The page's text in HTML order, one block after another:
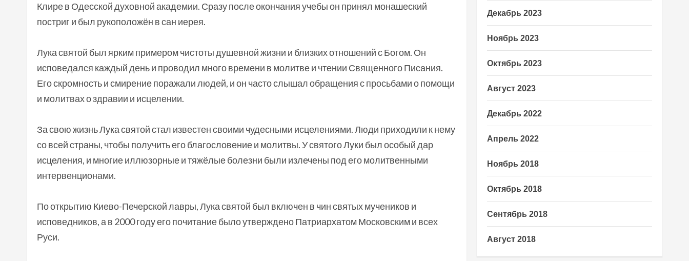
Клире в Одесской духовной академии. Сразу после окончания учебы он принял монашеский
постриг и был рукоположён в сан иерея.
Лука святой был ярким примером чистоты душевной жизни и близких отношений с Богом. Он
исповедался каждый день и проводил много времени в молитве и чтении Священного Писания.
Его скромность и смирение поражали людей, и он часто слышал обращения с просьбами о помощи
и молитвах о здравии и исцелении.
За свою жизнь Лука святой стал известен своими чудесными исцелениями. Люди приходили к нему
со всей страны, чтобы получить его благословение и молитвы. У святого Луки был особый дар
исцеления, и многие иллюзорные и тяжёлые болезни были излечены под его молитвенными
интервенционами.
По открытию Киево-Печерской лавры, Лука святой был включен в чин святых мучеников и
исповедников, а в 2000 году его почитание было утверждено Патриархатом Московским и всех
Руси.
Декабрь 2023
Ноябрь 2023
Октябрь 2023
Август 2023
Декабрь 2022
Апрель 2022
Ноябрь 2018
Октябрь 2018
Сентябрь 2018
Август 2018